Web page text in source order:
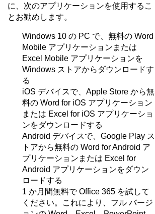
に、次のアプリケーションを使用するこ
とお勧めします。
Windows 10 の PC で、無料の Word
Mobile アプリケーションまたは
Excel Mobile アプリケーションを
Windows ストアからダウンロードす
る
iOS デバイスで、Apple Store から無
料の Word for iOS アプリケーション
または Excel for iOS アプリケーショ
ンをダウンロードする
Android デバイスで、Google Play ス
トアから無料の Word for Android ア
プリケーションまたは Excel for
Android アプリケーションをダウン
ロードする
1 か月間無料で Office 365 を試して
ください。これにより、フル バージ